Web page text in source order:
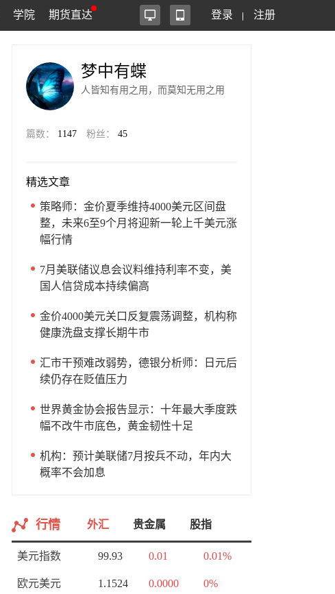
学院 期货直达 登录 注册
梦中有蝶
人皆知有用之用，而莫知无用之用
篇数： 1147 粉丝： 45
精选文章
策略师：金价夏季维持4000美元区间盘
整，未来6至9个月将迎新一轮上千美元涨
幅行情
7月美联储议息会议料维持利率不变，美
国人信贷成本持续偏高
金价4000美元关口反复震荡调整，机构称
健康洗盘支撑长期牛市
汇市干预难改弱势，德银分析师：日元后
续仍存在贬值压力
世界黄金协会报告显示：十年最大季度跌
幅不改牛市底色，黄金韧性十足
机构：预计美联储7月按兵不动，年内大
概率不会加息
行情 外汇 贵金属 股指
美元指数 99.93 0.01 0.01%
欧元美元 1.1524 0.0000 0%